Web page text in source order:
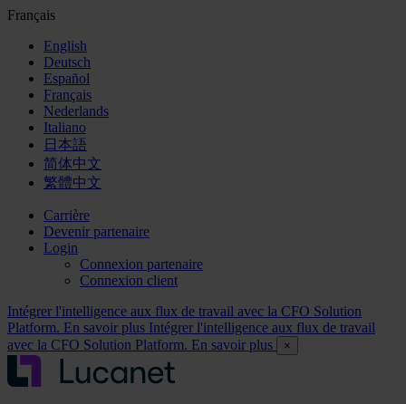
Français
English
Deutsch
Español
Français
Nederlands
Italiano
日本語
简体中文
繁體中文
Carrière
Devenir partenaire
Login
Connexion partenaire
Connexion client
Intégrer l'intelligence aux flux de travail avec la CFO Solution
Platform. En savoir plus Intégrer l'intelligence aux flux de travail
avec la CFO Solution Platform. En savoir plus
×